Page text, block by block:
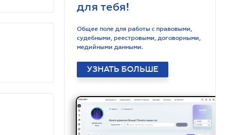
для тебя!
Общее поле для работы с правовыми,
судебными, реестровыми, договорными,
медийными данными.
УЗНАТЬ БОЛЬШЕ